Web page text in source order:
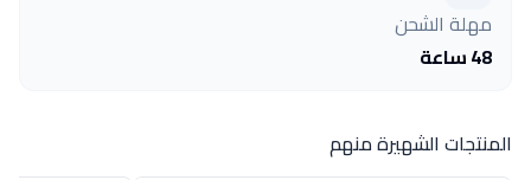
مهلة الشحن
48 ساعة
المنتجات الشهيرة منهم